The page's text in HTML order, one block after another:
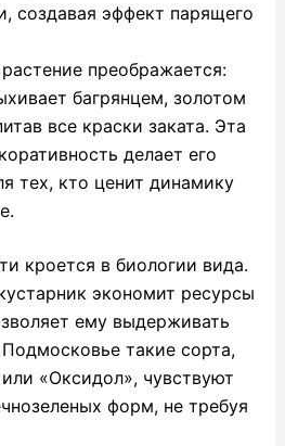
создавая эффект парящего
преображается:
багрянцем, золотом
все краски заката. Эта
делает его
тех, кто ценит динамику
кроется в биологии вида.
экономит ресурсы
ему выдерживать
такие сорта,
«Оксидол», чувствуют
форм, не требуя